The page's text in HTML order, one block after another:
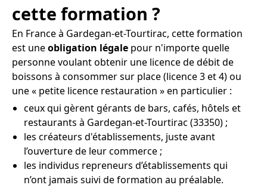
cette formation ?
En France à Gardegan-et-Tourtirac, cette formation
est uneobligation légale pour n'importe quelle
personne voulant obtenir une licence de débit de
boissons à consommer sur place (licence 3 et 4) ou
une « petite licence restauration » en particulier :
ceux qui gèrent gérants de bars, cafés, hôtels et
restaurants à Gardegan-et-Tourtirac (33350) ;
les créateurs d'établissements, juste avant
l’ouverture de leur commerce ;
les individus repreneurs d’établissements qui
n’ont jamais suivi de formation au préalable.